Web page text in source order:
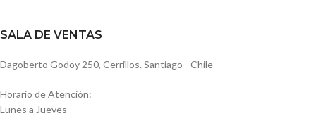
SALA DE VENTAS
Dagoberto Godoy 250, Cerrillos. Santiago - Chile
Horario de Atención:
Lunes a Jueves